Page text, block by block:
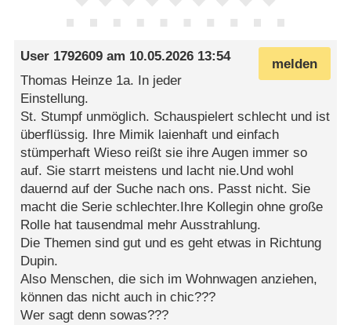
melden
User 1792609 am 10.05.2026 13:54
Thomas Heinze 1a. In jeder
Einstellung.
St. Stumpf unmöglich. Schauspielert schlecht und ist
überflüssig. Ihre Mimik laienhaft und einfach
stümperhaft Wieso reißt sie ihre Augen immer so
auf. Sie starrt meistens und lacht nie.Und wohl
dauernd auf der Suche nach ons. Passt nicht. Sie
macht die Serie schlechter.Ihre Kollegin ohne große
Rolle hat tausendmal mehr Ausstrahlung.
Die Themen sind gut und es geht etwas in Richtung
Dupin.
Also Menschen, die sich im Wohnwagen anziehen,
können das nicht auch in chic???
Wer sagt denn sowas???